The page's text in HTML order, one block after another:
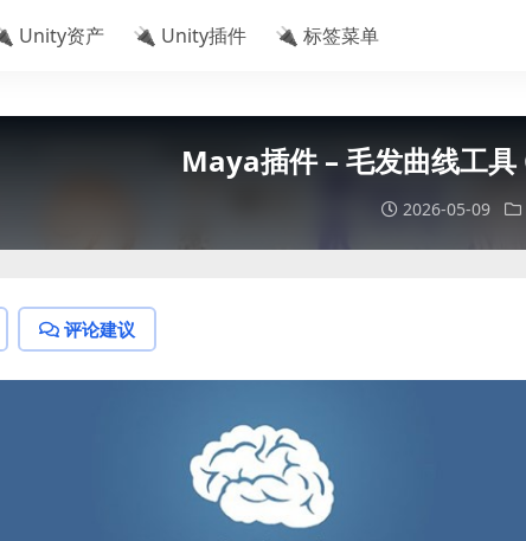
Unity资产 🔌 Unity插件 🔌 标签菜单
Maya插件 – 毛发曲线工
2026-05-09
评论建议